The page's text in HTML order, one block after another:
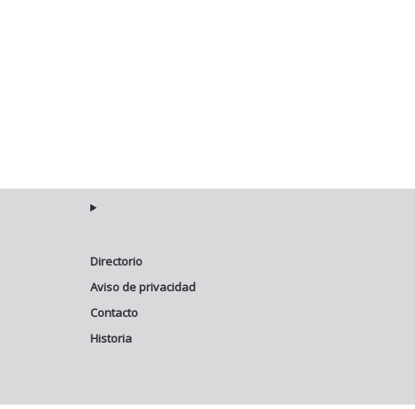
Directorio
Aviso de privacidad
Contacto
Historia